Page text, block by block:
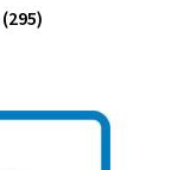
(295)